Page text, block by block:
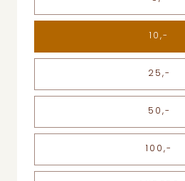
10,-
25,-
50,-
100,-